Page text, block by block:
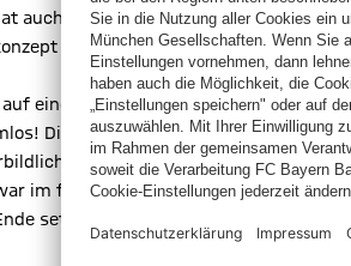
auch die Schacahabteilung des FC
entwickelt, das unter anderem
einen weitestgehenden
Dies galt zumindest für die 8
Weise mit der Situation
im für die Turniere im MEHLFELDS
setzte sich hier Günter Schütz vor